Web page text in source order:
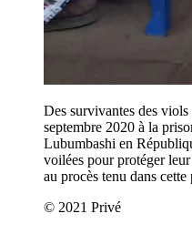
Des survivantes des viols
septembre 2020 à la
Lubumbashi en
voilées pour protéger
au procès tenu dans
© 2021 Privé